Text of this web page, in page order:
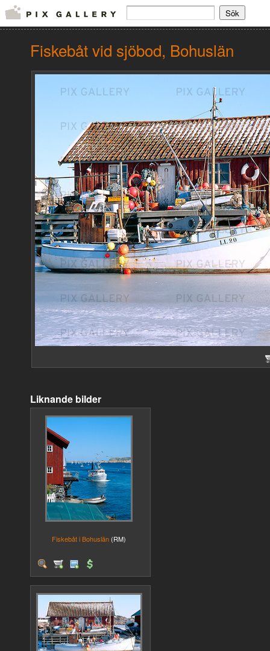
Fiskebåt vid sjöbod, Bohuslän
Liknande bilder
Fiskebåt i Bohuslän (RM)